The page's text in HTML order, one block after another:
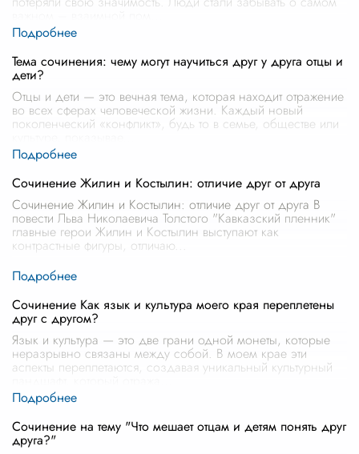
Тема сочинения: чему могут научиться друг у друга отцы и
дети?
Отцы и дети — это вечная тема, которая находит отражение
во всех сферах человеческой жизни. Каждый новый
поколенческий «конфликт», будь то в семье, обществе или
Сочинение Жилин и Костылин: отличие друг от друга
Сочинение Жилин и Костылин: отличие друг от друга В
повести Льва Николаевича Толстого "Кавказский пленник"
главные герои Жилин и Костылин выступают как
контрастные фигуры, отличаю
Сочинение Как язык и культура моего края переплетены
друг с другом?
Язык и культура — это две грани одной монеты, которые
неразрывно связаны между собой. В моем крае эти
аспекты переплетаются, создавая уникальный культурный
Сочинение на тему "Что мешает отцам и детям понять друг
друга?"